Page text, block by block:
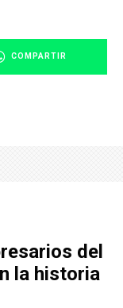
COMPARTIR
del
la historia